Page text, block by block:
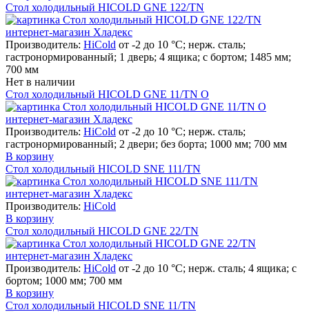
Стол холодильный HICOLD GNE 122/TN
Производитель: HiCold от -2 до 10 °С; нерж. сталь;
гастронормированный; 1 дверь; 4 ящика; с бортом; 1485 мм;
700 мм
Нет в наличии
Стол холодильный HICOLD GNE 11/TN О
Производитель: HiCold от -2 до 10 °С; нерж. сталь;
гастронормированный; 2 двери; без борта; 1000 мм; 700 мм
В корзину
Стол холодильный HICOLD SNE 111/TN
Производитель: HiCold
В корзину
Стол холодильный HICOLD GNE 22/TN
Производитель: HiCold от -2 до 10 °С; нерж. сталь; 4 ящика; с
бортом; 1000 мм; 700 мм
В корзину
Стол холодильный HICOLD SNE 11/TN